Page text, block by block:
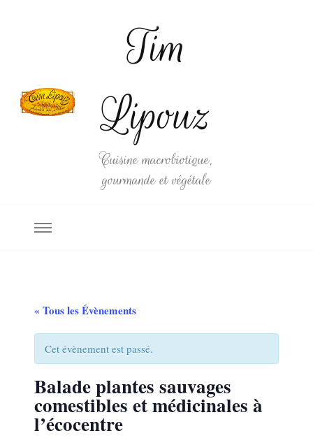
Tim
Lipouz
Cuisine macrobiotique,
gourmande et végétale
« Tous les Évènements
Cet évènement est passé.
Balade plantes sauvages
comestibles et médicinales à
l’écocentre